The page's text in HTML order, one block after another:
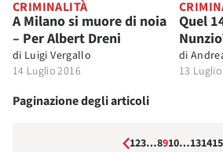
CRIMINALITÀ
A Milano si muore di noia
– Per Albert Dreni
di Luigi Vergallo
14 Luglio 2016
Quel
di
13
Paginazione degli articoli
123…8910…131415